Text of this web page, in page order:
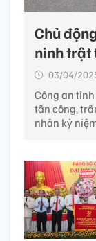
Chủ
ninh trật
03/04/
Công an
tấn công,
nhân kỷ